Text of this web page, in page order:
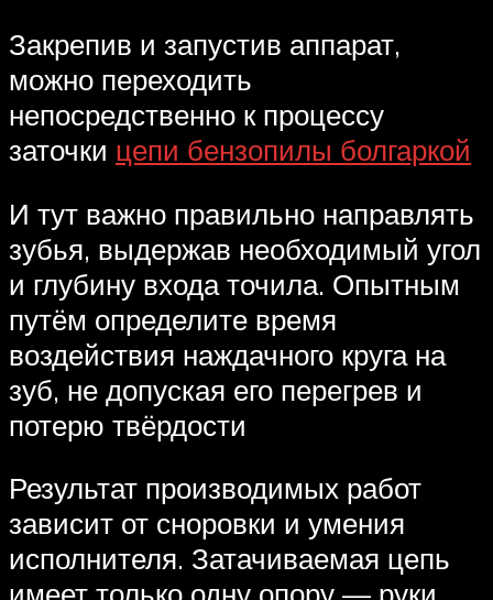
Закрепив и запустив аппарат,
можно переходить
непосредственно к процессу
заточки цепи бензопилы болгаркой
И тут важно правильно направлять
зубья, выдержав необходимый угол
и глубину входа точила. Опытным
путём определите время
воздействия наждачного круга на
зуб, не допуская его перегрев и
потерю твёрдости
Результат производимых работ
зависит от сноровки и умения
исполнителя. Затачиваемая цепь